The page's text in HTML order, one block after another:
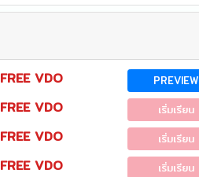
FREE VDO PREVIEW
FREE VDO เริ่มเรียน
FREE VDO เริ่มเรียน
FREE VDO เริ่มเรียน